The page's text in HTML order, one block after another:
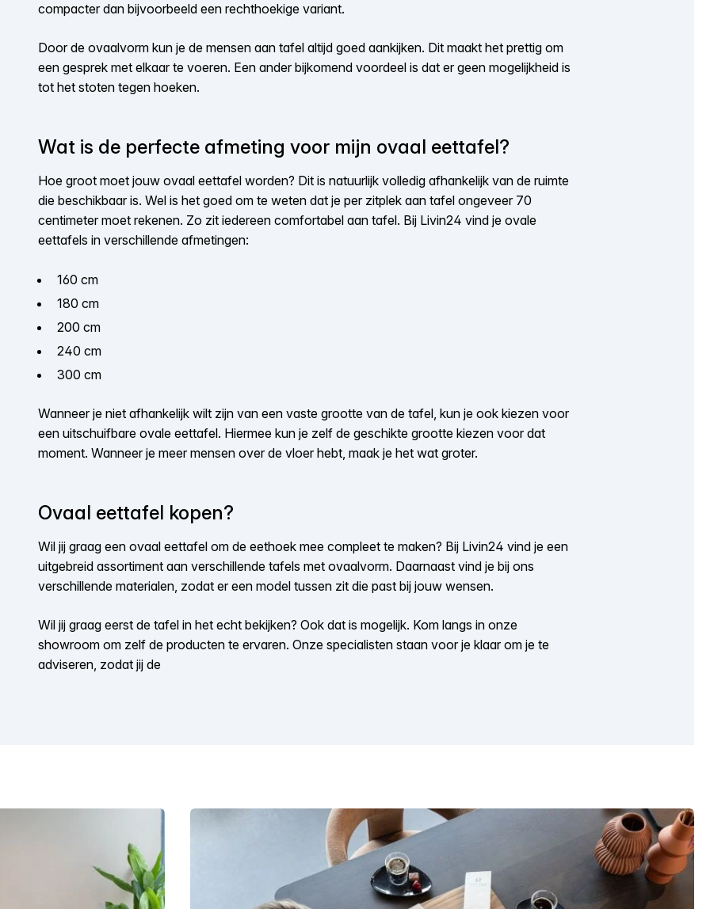
compacter dan bijvoorbeeld een rechthoekige variant.
Door de ovaalvorm kun je de mensen aan tafel altijd goed aankijken. Dit maakt het prettig om
een gesprek met elkaar te voeren. Een ander bijkomend voordeel is dat er geen mogelijkheid is
tot het stoten tegen hoeken.
Wat is de perfecte afmeting voor mijn ovaal eettafel?
Hoe groot moet jouw ovaal eettafel worden? Dit is natuurlijk volledig afhankelijk van de ruimte
die beschikbaar is. Wel is het goed om te weten dat je per zitplek aan tafel ongeveer 70
centimeter moet rekenen. Zo zit iedereen comfortabel aan tafel. Bij Livin24 vind je ovale
eettafels in verschillende afmetingen:
160 cm
180 cm
200 cm
240 cm
300 cm
Wanneer je niet afhankelijk wilt zijn van een vaste grootte van de tafel, kun je ook kiezen voor
een uitschuifbare ovale eettafel. Hiermee kun je zelf de geschikte grootte kiezen voor dat
moment. Wanneer je meer mensen over de vloer hebt, maak je het wat groter.
Ovaal eettafel kopen?
Wil jij graag een ovaal eettafel om de eethoek mee compleet te maken? Bij Livin24 vind je een
uitgebreid assortiment aan verschillende tafels met ovaalvorm. Daarnaast vind je bij ons
verschillende materialen, zodat er een model tussen zit die past bij jouw wensen.
Wil jij graag eerst de tafel in het echt bekijken? Ook dat is mogelijk. Kom langs in onze
showroom om zelf de producten te ervaren. Onze specialisten staan voor je klaar om je te
adviseren, zodat jij de